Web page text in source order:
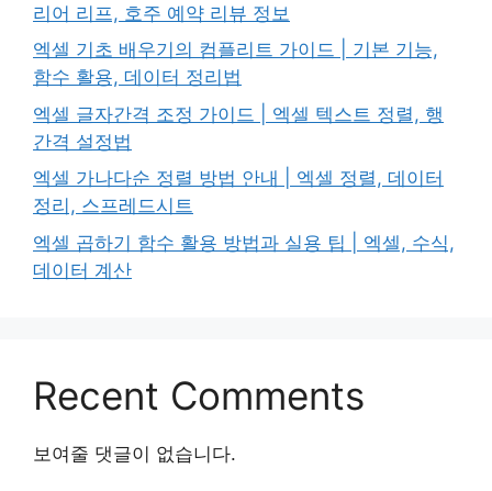
리어 리프, 호주 예약 리뷰 정보
엑셀 기초 배우기의 컴플리트 가이드 | 기본 기능,
함수 활용, 데이터 정리법
엑셀 글자간격 조정 가이드 | 엑셀 텍스트 정렬, 행
간격 설정법
엑셀 가나다순 정렬 방법 안내 | 엑셀 정렬, 데이터
정리, 스프레드시트
엑셀 곱하기 함수 활용 방법과 실용 팁 | 엑셀, 수식,
데이터 계산
Recent Comments
보여줄 댓글이 없습니다.